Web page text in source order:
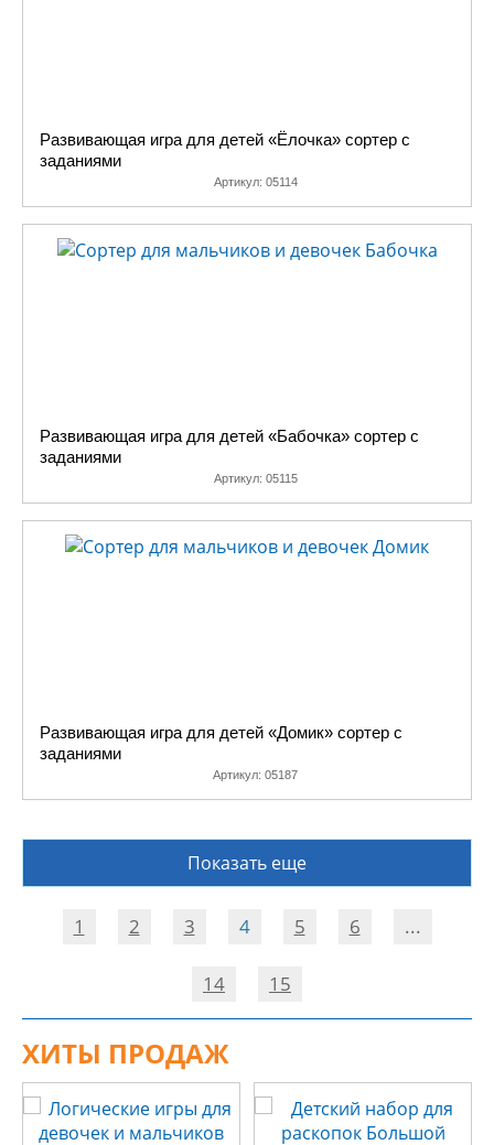
Развивающая игра для детей «Ёлочка» сортер с
заданиями
Артикул: 05114
Развивающая игра для детей «Бабочка» сортер с
заданиями
Артикул: 05115
Развивающая игра для детей «Домик» сортер с
заданиями
Артикул: 05187
Показать еще
1 2 3 4 5 6 ...
14 15
ХИТЫ ПРОДАЖ